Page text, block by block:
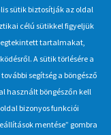
hogy értesüljön
anyag,
sütik biztosítják az oldal
célú sütikkel figyeljük
tartalmakat,
A sütik törlésére a
segítség a böngésző
használt böngészőn kell
bizonyos funkciói
mentése” gombra